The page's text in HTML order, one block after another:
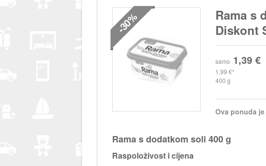
-30%
Rama s
Diskont
samo 1,39 €
1,99 €
400 g
Ova ponuda
Rama s dodatkom soli 400 g
Raspoloživost i cijena